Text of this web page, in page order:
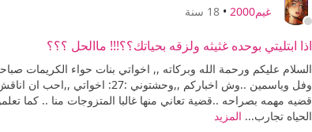
غيم2000 • 18 سنة
اذا ابتليتي بوحده غثيثه ولزقه بحياتك؟؟!!! ماالحل ؟؟؟
السلام عليكم ورحمة الله وبركاته ,, اخواتي بنات حواء الكريمات
وفل وياسمين ..وش اخباركم ,,وحشتوني :27: اخواتي
قضيه مهمه بصراحه ..قضية تعاني منها غالبا المتزوجات منا .. كما
الحياه تجارب... المزيد